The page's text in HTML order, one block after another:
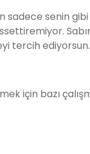
sadece senin
tercih
için bazı